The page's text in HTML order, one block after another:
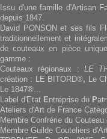
Issu d'une famille d'Artisan
depuis 1847.
David PONSON et ses fils
traditionnellement et
de couteaux en pièce
gamme :
Couteaux régionaux : LE
création : LE BITORD®, Le
Le 1847®...
Label d'Etat Entreprise du P
Ateliers d'Art de France
Membre Confrérie du Couteau
Membre Guilde Couteliers